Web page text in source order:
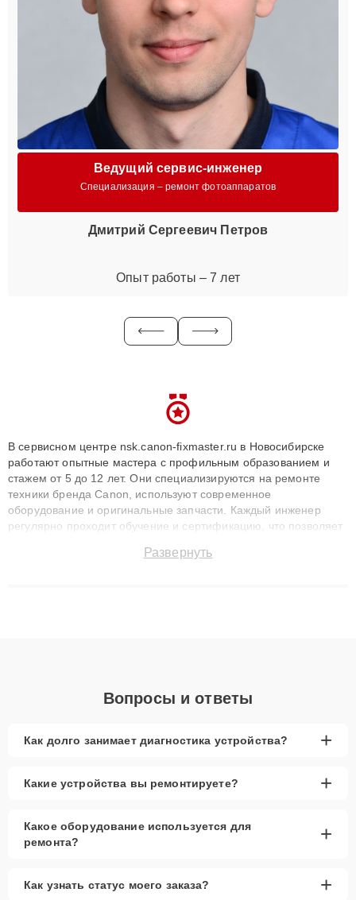
Ведущий сервис-инженер
Специализация – ремонт фотоаппаратов
Дмитрий Сергеевич Петров
Опыт работы – 7 лет
В сервисном центре nsk.canon-fixmaster.ru в Новосибирске
работают опытные мастера с профильным образованием и
стажем от 5 до 12 лет. Они специализируются на ремонте
техники бренда Canon, используют современное
оборудование и оригинальные запчасти. Каждый инженер
регулярно проходит обучение и сертификацию, что позволяет
технику с сохранением гарантии до 3 лет. Наши мастера
Развернуть
Вопросы и ответы
Как долго занимает диагностика устройства? +
Какие устройства вы ремонтируете? +
Какое оборудование используется для
ремонта?
+
Как узнать статус моего заказа? +